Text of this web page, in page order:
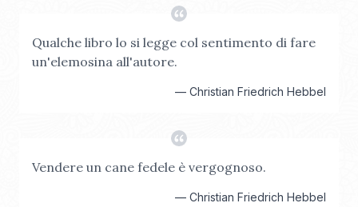
Qualche libro lo si legge col sentimento di fare
un'elemosina all'autore.
— Christian Friedrich Hebbel
Vendere un cane fedele è vergognoso.
— Christian Friedrich Hebbel